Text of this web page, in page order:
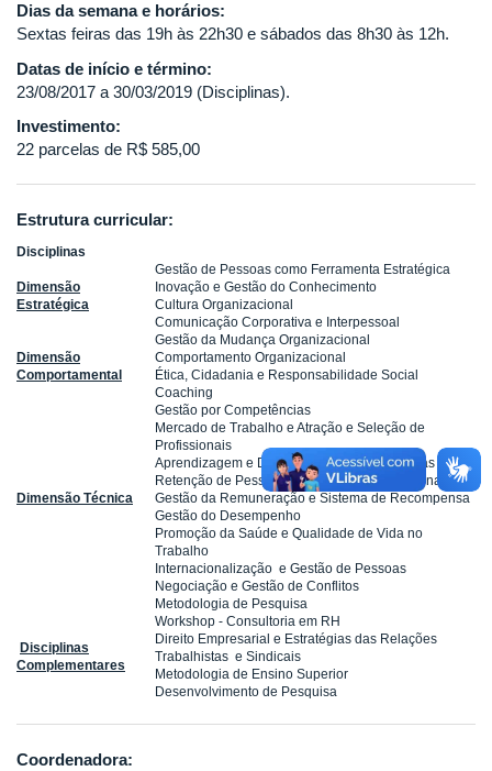
Dias da semana e horários:
Sextas feiras das 19h às 22h30 e sábados das 8h30 às 12h.
Datas de início e término:
23/08/2017 a 30/03/2019 (Disciplinas).
Investimento:
22 parcelas de R$ 585,00
Estrutura curricular:
Disciplinas
Dimensão
Estratégica
Gestão de Pessoas como Ferramenta Estratégica
Inovação e Gestão do Conhecimento
Cultura Organizacional
Comunicação Corporativa e Interpessoal
Dimensão
Comportamental
Gestão da Mudança Organizacional
Comportamento Organizacional
Ética, Cidadania e Responsabilidade Social
Coaching
Dimensão Técnica
Gestão por Competências
Mercado de Trabalho e Atração e Seleção de
Profissionais
Aprendizagem e Desenvolvimento de Pessoas
Retenção de Pessoas e Valorização Profissional
Gestão da Remuneração e Sistema de Recompensa
Gestão do Desempenho
Promoção da Saúde e Qualidade de Vida no
Trabalho
Internacionalização e Gestão de Pessoas
Negociação e Gestão de Conflitos
Metodologia de Pesquisa
Disciplinas
Complementares
Workshop - Consultoria em RH
Direito Empresarial e Estratégias das Relações
Trabalhistas e Sindicais
Metodologia de Ensino Superior
Desenvolvimento de Pesquisa
Coordenadora: